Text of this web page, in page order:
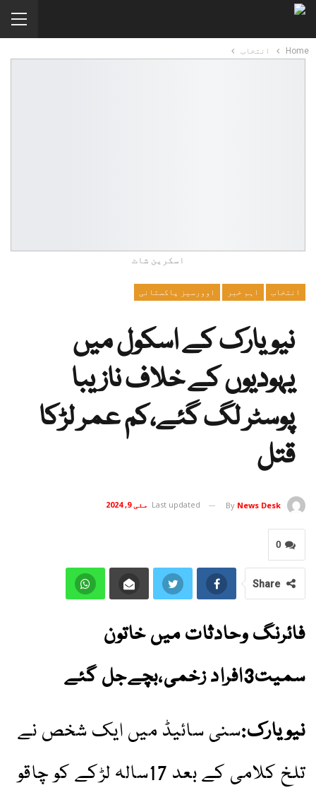
Home انتخاب
اسکرین شاٹ
انتخاب اہم خبر اوورسیز پاکستانی
نیویارک کے اسکول میں
یہودیوں کے خلاف نازیبا
پوسٹر لگ گئے،کم عمر لڑکا
قتل
By News Desk
Last updated مئی 9, 2024
0
Share
فائرنگ وحادثات میں خاتون
سمیت3افراد زخمی،بچےجل گئے
نیویارک:سنی سائیڈ میں ایک شخص نے
تلخ کلامی کے بعد 17سالہ لڑکے کو چاقو